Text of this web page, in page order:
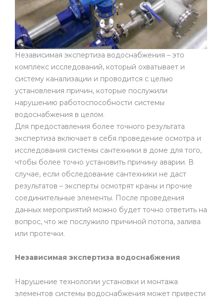
Независимая экспертиза водоснабжения – это
комплекс исследований, который охватывает и
систему канализации и проводится с целью
установления причин, которые послужили
нарушению работоспособности системы
водоснабжения в целом.
Для предоставления более точного результата
экспертиза включает в себя проведение осмотра и
исследования системы сантехники в доме для того,
чтобы более точно установить причину аварии. В
случае, если обследование сантехники не даст
результатов – эксперты осмотрят краны и прочие
соединительные элементы. После проведения
данных мероприятий можно будет точно ответить на
вопрос, что же послужило причиной потопа, залива
или протечки.
Независимая экспертиза водоснабжения
Нарушение технологии установки и монтажа
элементов системы водоснабжения может привести